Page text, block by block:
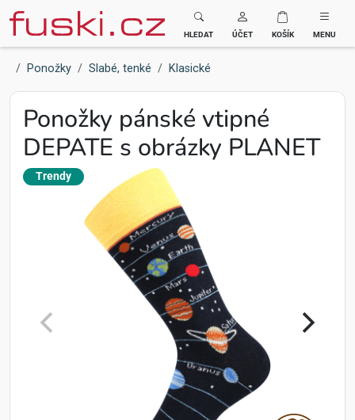
Fuski BOMA
HLEDAT ÚČET KOŠÍK MENU
Ponožky Slabé, tenké Klasické
Ponožky pánské vtipné
DEPATE s obrázky PLANET
Trendy